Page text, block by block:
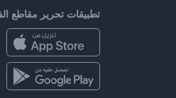
تطبيقات تحرير مقاطع